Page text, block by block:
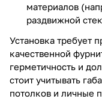
материалов
раздвижной
Установка требует
качественной
герметичность и
стоит учитывать
потолков и личные